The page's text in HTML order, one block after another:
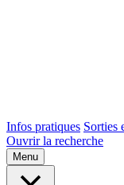
Infos pratiques Sorties
Ouvrir la recherche
Menu